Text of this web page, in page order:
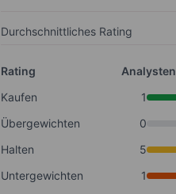
Durchschnittliches Rating
Rating
Analysten
Kaufen
1
Übergewichten
0
Halten
5
Untergewichten
1